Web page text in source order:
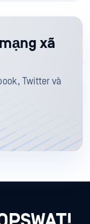
xã
Twitter và